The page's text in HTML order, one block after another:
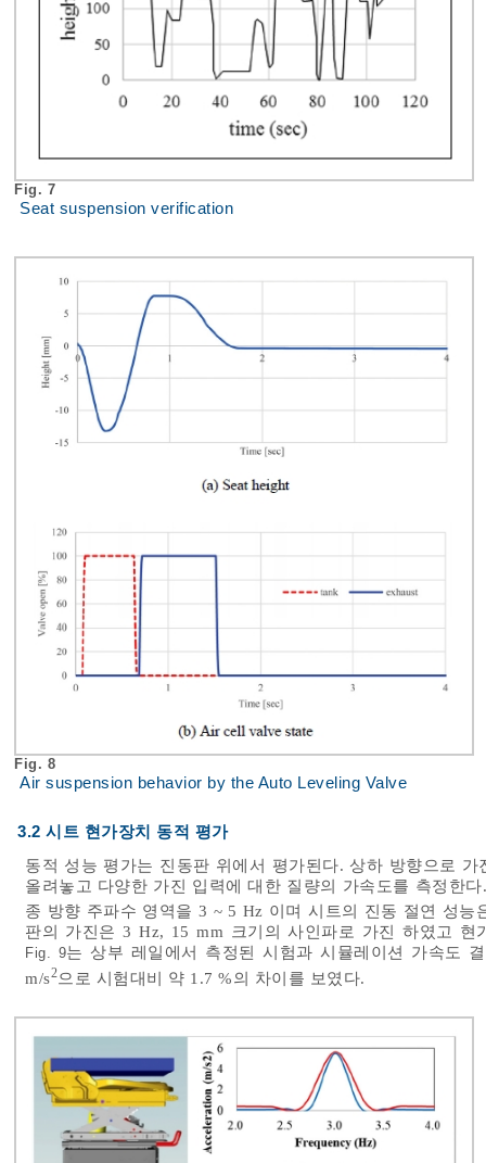
Fig. 7
Seat suspension verification
Fig. 8
Air suspension behavior by the Auto Leveling Valve
3.2 시트 현가장치 동적 평가
동적 성능 평가는 진동판 위에서 평가된다. 상하 방향으로
올려놓고 다양한 가진 입력에 대한 질량의 가속도를 측정한
종 방향 주파수 영역을 3 ~ 5 Hz 이며 시트의 진동 절연 성능
판의 가진은 3 Hz, 15 mm 크기의 사인파로 가진 하였고 현
Fig. 9는 상부 레일에서 측정된 시험과 시뮬레이션 가속도
m/s2으로 시험대비 약 1.7 %의 차이를 보였다.